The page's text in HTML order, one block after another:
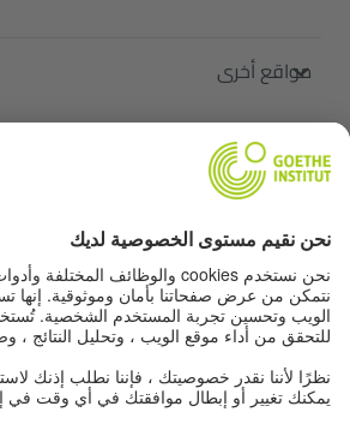
مواقع أخرى
ملتقى "اللغة الألمانية من أجلك"
تعلم الألمانية مجانًا
دورات اللغة الألمانية في معهد غوته
Lehrkräfteportal „Deutschstunde“
الخصوصية وإمكانية الوصول
إعدادات الخصوصية